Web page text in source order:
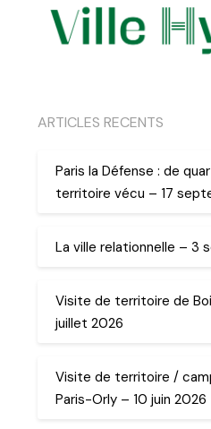
ARTICLES RECENTS
Paris la Défense : de
territoire vécu – 17
La ville relationnelle – 3
Visite de territoire de
juillet 2026
Visite de territoire /
Paris-Orly – 10 juin 2026